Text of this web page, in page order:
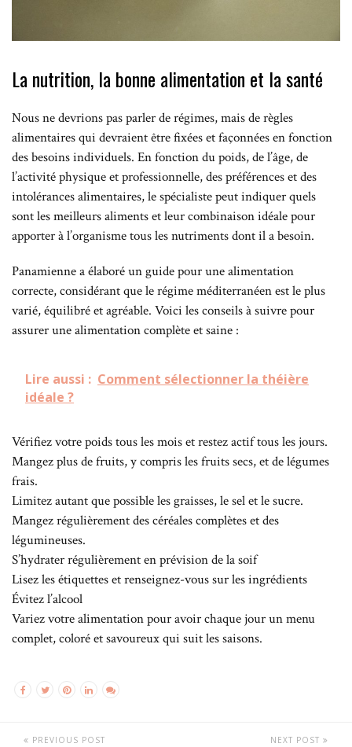
La nutrition, la bonne alimentation et la santé
Nous ne devrions pas parler de régimes, mais de règles
alimentaires qui devraient être fixées et façonnées en fonction
des besoins individuels. En fonction du poids, de l’âge, de
l’activité physique et professionnelle, des préférences et des
intolérances alimentaires, le spécialiste peut indiquer quels
sont les meilleurs aliments et leur combinaison idéale pour
apporter à l’organisme tous les nutriments dont il a besoin.
Panamienne a élaboré un guide pour une alimentation
correcte, considérant que le régime méditerranéen est le plus
varié, équilibré et agréable. Voici les conseils à suivre pour
assurer une alimentation complète et saine :
Lire aussi : Comment sélectionner la théière
idéale ?
Vérifiez votre poids tous les mois et restez actif tous les jours.
Mangez plus de fruits, y compris les fruits secs, et de légumes
frais.
Limitez autant que possible les graisses, le sel et le sucre.
Mangez régulièrement des céréales complètes et des
légumineuses.
S’hydrater régulièrement en prévision de la soif
Lisez les étiquettes et renseignez-vous sur les ingrédients
Évitez l’alcool
Variez votre alimentation pour avoir chaque jour un menu
complet, coloré et savoureux qui suit les saisons.
PREVIOUS POST NEXT POST